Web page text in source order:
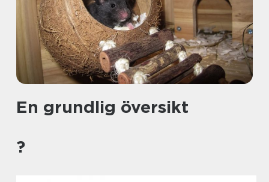
En grundlig översikt
?